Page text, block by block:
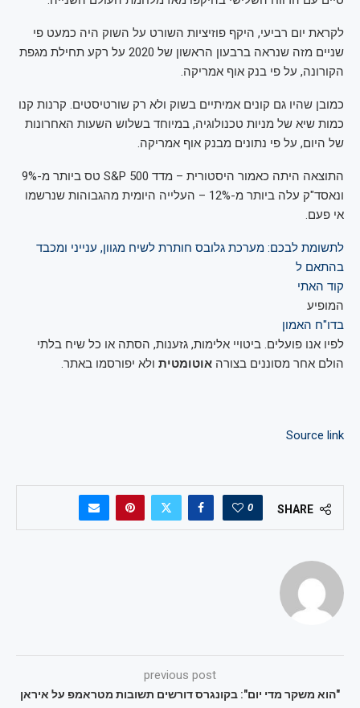
לקראת יום רביעי, היקף פוזיציות השורט על השוק היה כמעט פי
שניים מזה שנראה ברבעון הראשון של 2020 על רקע תחילת מגפת
הקורונה, על פי בנק אוף אמריקה.
כמובן שהיו גם קונים אמיתיים בשוק ולא רק שורטיסטים. קרנות קנו
כמות שיא של מניות טכנולוגיה, במיוחד בשלוש השעות האחרונות
של היום, על פי נתונים מבנק אוף אמריקה.
התוצאה היתה כאמור היסטורית – מדד S&P 500 טס ביותר מ-9%
ונאסד"ק עלה ביותר מ-12% – העלייה היומית מהגבוהות שנרשמו
אי פעם.
לתשומת לבכם: מערכת גלובס חותרת לשיח מגוון, ענייני ומכבד
בהתאם ל
קוד האתי
המופיע
בדו"ח האמון
לפיו אנו פועלים. ביטויי אלימות, גזענות, הסתה או כל שיח בלתי
הולם אחר מסוננים בצורה אוטומטית ולא יפורסמו באתר.
Source link
SHARE
0
previous post
"הוא משקר מדי יום": בקונגרס דורשים תשובות מטראמפ על איראן